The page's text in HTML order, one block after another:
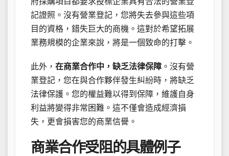
記證照。沒有營業登記，您將失去參與這些項
目的資格，錯失巨大的商機。這對於希望拓展
業務規模的企業來說，將是一個致命的打擊。
此外， 在商業合作中，缺乏法律保障 。沒有營
業登記，您在與合作夥伴發生糾紛時，將缺乏
法律保護。您的權益難以得到保障，維護自身
利益將變得非常困難。這不僅會造成經濟損
失，更會損害您的商業信譽。
商業合作受阻的具體例子